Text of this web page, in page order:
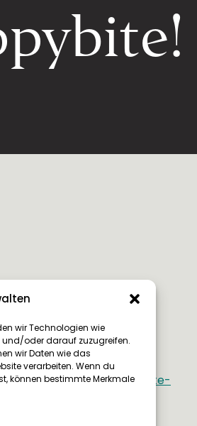
wir Technologien wie
oder darauf zuzugreifen.
wir Daten wie das
verarbeiten. Wenn du
können bestimmte Merkmale
Mail
hallo@happybite-